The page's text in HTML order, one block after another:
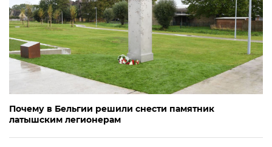
Почему в Бельгии решили снести памятник
латышским легионерам